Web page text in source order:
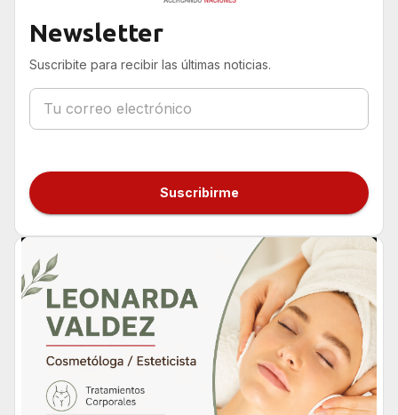
presentaron
Visit7Wonders en
Berlín
Newsletter
Suscribite para recibir las últimas noticias.
Suscribirme